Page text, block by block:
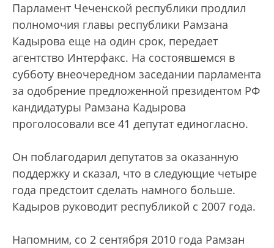
Парламент Чеченской республики продлил
полномочия главы республики Рамзана
Кадырова еще на один срок, передает
агентство Интерфакс. На состоявшемся в
субботу внеочередном заседании парламента
за одобрение предложенной президентом РФ
кандидатуры Рамзана Кадырова
проголосовали все 41 депутат единогласно.
Он поблагодарил депутатов за оказанную
поддержку и сказал, что в следующие четыре
года предстоит сделать намного больше.
Кадыров руководит республикой с 2007 года.
Напомним, со 2 сентября 2010 года Рамзан